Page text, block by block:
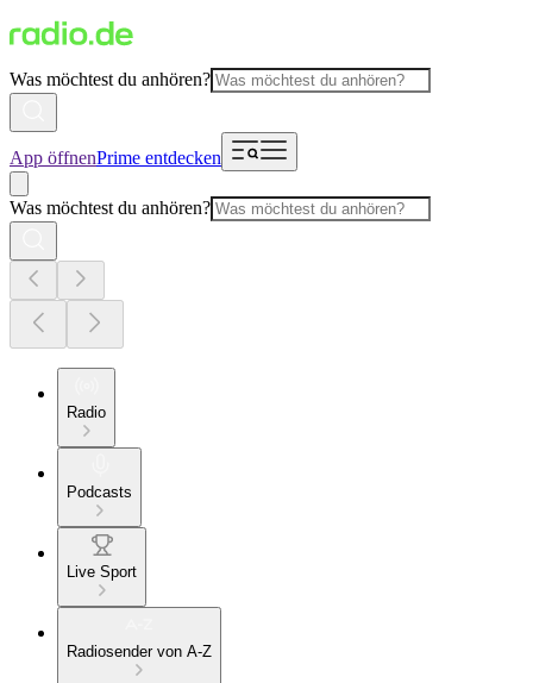
Was möchtest du anhören?
App öffnenPrime entdecken
Was möchtest du anhören?
Radio
Podcasts
Live Sport
Radiosender von A-Z